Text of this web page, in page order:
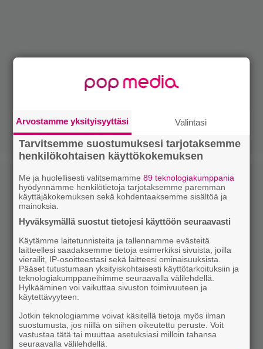
Arvostamme yksityisyyttäsi Valintasi
Tarvitsemme suostumuksesi tarjotaksemme
henkilökohtaisen käyttökokemuksen
Me ja huolellisesti valitsemamme89 teknologiakumppania
hyödynnämme henkilötietoja tarjotaksemme paremman
käyttäjäkokemuksen sekä kohdentaaksemme sisältöä ja
mainoksia.
Hyväksymällä suostut tietojesi käyttöön seuraavasti
Käytämme laitetunnisteita ja tallennamme evästeitä
laitteellesi saadaksemme tietoja esimerkiksi sivuista, joilla
vierailit, IP-osoitteestasi sekä laitteesi ominaisuuksista.
Pääset tutustumaan yksityiskohtaisesti käyttötarkoituksiin ja
teknologiakumppaneihimme seuraavalla välilehdellä.
Hylkääminen voi vaikuttaa sivuston toimivuuteen ja
käytettävyyteen.
Jotkin teknologiamme voivat käsitellä tietoja myös ilman
suostumusta, jos niillä on siihen oikeutettu peruste. Voit
vastustaa tätä tai muuttaa asetuksiasi milloin tahansa
seuraavalla välilehdellä.